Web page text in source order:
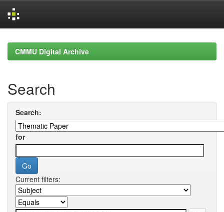
navigationCMMU Digital Archive
Search
Search:
for
Current filters: